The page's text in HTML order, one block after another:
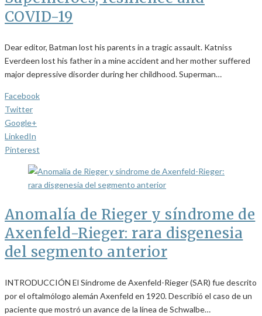
COVID-19
Dear editor, Batman lost his parents in a tragic assault. Katniss
Everdeen lost his father in a mine accident and her mother suffered
major depressive disorder during her childhood. Superman…
Facebook
Twitter
Google+
LinkedIn
Pinterest
Anomalía de Rieger y síndrome de
Axenfeld-Rieger: rara disgenesia
del segmento anterior
INTRODUCCIÓN El Síndrome de Axenfeld-Rieger (SAR) fue descrito
por el oftalmólogo alemán Axenfeld en 1920. Describió el caso de un
paciente que mostró un avance de la línea de Schwalbe…